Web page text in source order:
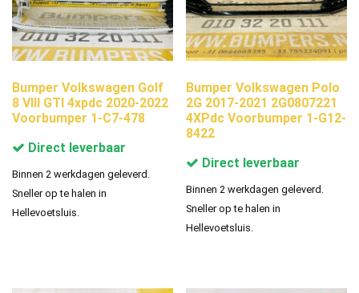
Bumper Volkswagen Golf
8 VIII GTI 4xpdc 2020-2022
Voorbumper 1-C7-478
Direct leverbaar
Binnen 2 werkdagen geleverd.
Sneller op te halen in
Hellevoetsluis.
Bumper Volkswagen Polo
2G 2017-2021 2G0807221
4XPdc Voorbumper 1-G12-
8422
Direct leverbaar
Binnen 2 werkdagen geleverd.
Sneller op te halen in
Hellevoetsluis.